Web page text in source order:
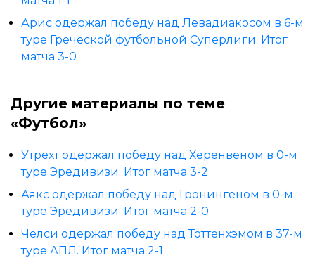
Арис одержал победу над Левадиакосом в 6-м
туре Греческой футбольной Суперлиги. Итог
матча 3-0
Другие материалы по теме
«Футбол»
Утрехт одержал победу над Херенвеном в 0-м
туре Эредивизи. Итог матча 3-2
Аякс одержал победу над Гронингеном в 0-м
туре Эредивизи. Итог матча 2-0
Челси одержал победу над Тоттенхэмом в 37-м
туре АПЛ. Итог матча 2-1